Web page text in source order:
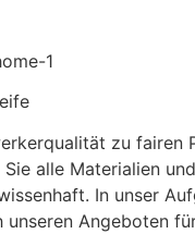
zu
alle Materialien
In unser
unseren Angeboten